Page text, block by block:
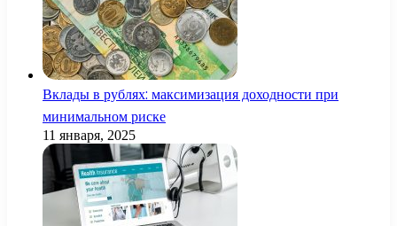
Вклады в рублях: максимизация доходности при
минимальном риске
11 января, 2025